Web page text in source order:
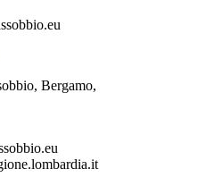
Bergamo,